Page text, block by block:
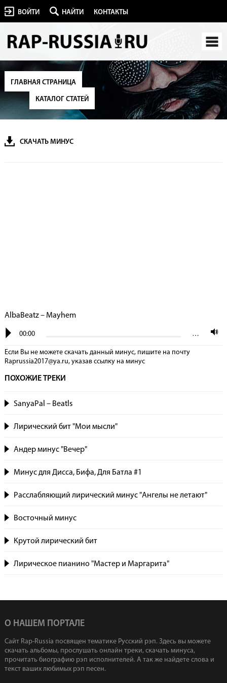
ВОЙТИ НАЙТИ КОНТАКТЫ
ГЛАВНАЯ СТРАНИЦА
КАТАЛОГ СТАТЕЙ
СКАЧАТЬ МИНУС
AlbaBeatz – Mayhem
00:00 …
Если Вы не можете скачать данный минус, пишите на почту
Raprussia2017@ya.ru, указав сcылку на минус
ПОХОЖИЕ ТРЕКИ
SanyaPal – Beatls
Лирический бит "Мои мысли"
Андер минус "Вечер"
Минус для Дисса, Бифа, Для Батла #1
Расслабляющий лирический минус "Ангелы не летают"
Восточный минус
Крутой лирический бит
Лирическое пианино "Мастер и Маргарита"
О НАШЕМ ПОРТАЛЕ
Сайт Rap-Russia посвящен тематике Русский рэп. Здесь вы можете
скачать альбомы, прослушать онлайн треки, скачать минуса,
прочитать биографию рэп исполнителей. А так же найдете слова и
текст ваших любимых рэп песен.